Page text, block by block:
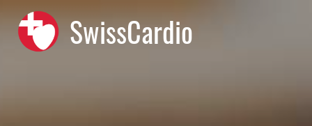
SwissCardio